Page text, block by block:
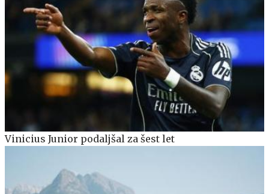
Vinicius Junior podaljšal za šest let